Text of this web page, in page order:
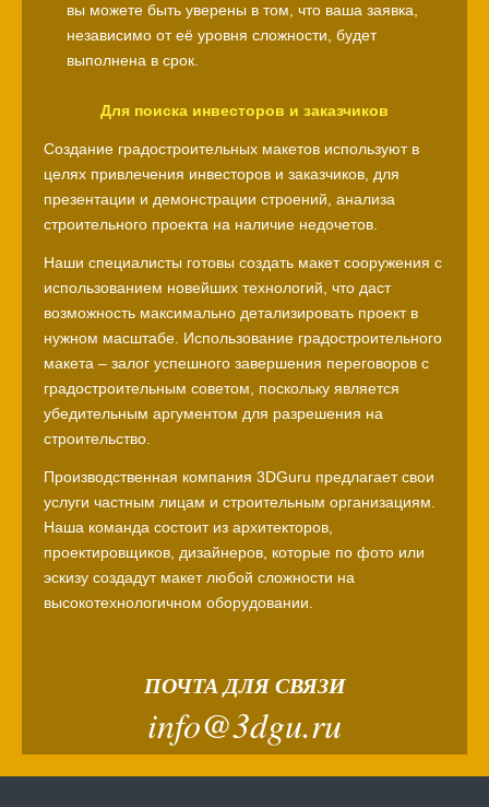
вы можете быть уверены в том, что ваша заявка,
независимо от её уровня сложности, будет
выполнена в срок.
Для поиска инвесторов и заказчиков
Создание градостроительных макетов используют в
целях привлечения инвесторов и заказчиков, для
презентации и демонстрации строений, анализа
строительного проекта на наличие недочетов.
Наши специалисты готовы создать макет сооружения с
использованием новейших технологий, что даст
возможность максимально детализировать проект в
нужном масштабе. Использование градостроительного
макета – залог успешного завершения переговоров с
градостроительным советом, поскольку является
убедительным аргументом для разрешения на
строительство.
Производственная компания 3DGuru предлагает свои
услуги частным лицам и строительным организациям.
Наша команда состоит из архитекторов,
проектировщиков, дизайнеров, которые по фото или
эскизу создадут макет любой сложности на
высокотехнологичном оборудовании.
ПОЧТА ДЛЯ СВЯЗИ
info@3dgu.ru